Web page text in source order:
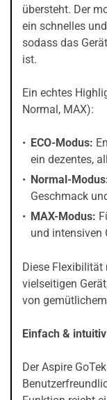
übersteht. Der
ein schnelles
sodass das
ist.
Ein echtes
Normal, MAX):
ECO-Modus:
ein dezentes,
Normal-
Geschmack
MAX-Modus:
und intensiven
Diese Flexibilität
vielseitigen
von
Einfach &
Der Aspire